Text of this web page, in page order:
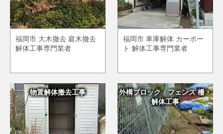
福岡市 大木撤去 庭木撤去
解体工事専門業者
福岡市 車庫解体 カーポー
ト 解体工事専門業者
物置解体撤去工事
外構ブロック・フェンス 柵・
解体工事